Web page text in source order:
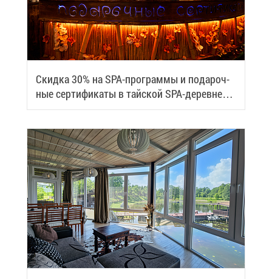
Скид­ка 30% на SPA-про­грам­мы и по­да­роч­
ные сер­ти­фи­ка­ты в тай­ской SPA-де­ревне
Samui